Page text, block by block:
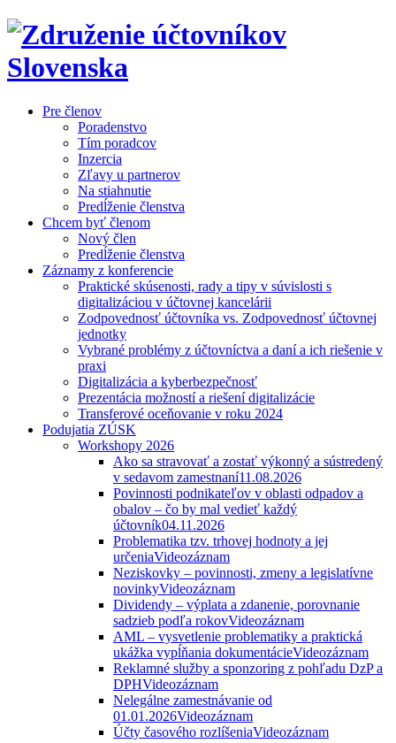
Pre členov
Poradenstvo
Tím poradcov
Inzercia
Zľavy u partnerov
Na stiahnutie
Predĺženie členstva
Chcem byť členom
Nový člen
Predĺženie členstva
Záznamy z konferencie
Praktické skúsenosti, rady a tipy v súvislosti s
digitalizáciou v účtovnej kancelárii
Zodpovednosť účtovníka vs. Zodpovednosť účtovnej
jednotky
Vybrané problémy z účtovníctva a daní a ich riešenie v
praxi
Digitalizácia a kyberbezpečnosť
Prezentácia možností a riešení digitalizácie
Transferové oceňovanie v roku 2024
Podujatia ZÚSK
Workshopy 2026
Ako sa stravovať a zostať výkonný a sústredený
v sedavom zamestnaní11.08.2026
Povinnosti podnikateľov v oblasti odpadov a
obalov – čo by mal vedieť každý
účtovník04.11.2026
Problematika tzv. trhovej hodnoty a jej
určeniaVideozáznam
Neziskovky – povinnosti, zmeny a legislatívne
novinkyVideozáznam
Dividendy – výplata a zdanenie, porovnanie
sadzieb podľa rokovVideozáznam
AML – vysvetlenie problematiky a praktická
ukážka vypĺňania dokumentácieVideozáznam
Reklamné služby a sponzoring z pohľadu DzP a
DPHVideozáznam
Nelegálne zamestnávanie od
01.01.2026Videozáznam
Účty časového rozlíšeniaVideozáznam